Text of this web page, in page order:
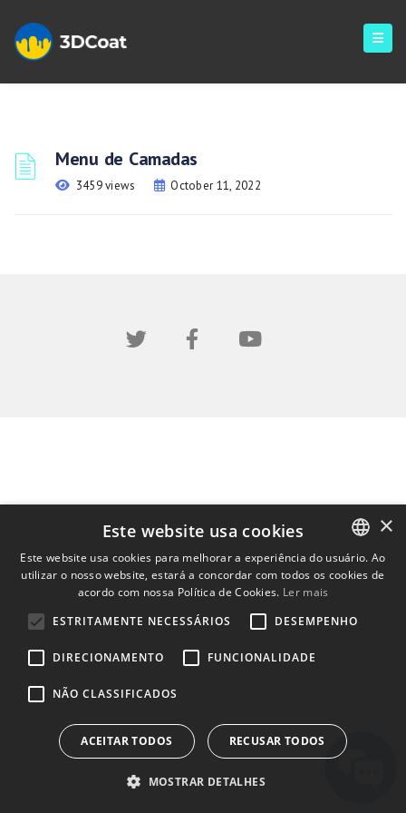
Menu de Camadas
3459 views October 11, 2022
ENGLISH
DUTCH
ESTONIAN
×
Este website usa cookies
Este website usa cookies para melhorar a experiência do usuário. Ao
utilizar o nosso website, estará a concordar com todos os cookies de
acordo com nossa Política de Cookies. Ler mais
ESTRITAMENTE NECESSÁRIOS
DESEMPENHO
DIRECIONAMENTO FUNCIONALIDADE
NÃO CLASSIFICADOS
ACEITAR TODOS RECUSAR TODOS
MOSTRAR DETALHES